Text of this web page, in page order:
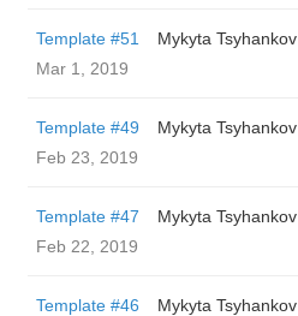
Template #51
Mykyta Tsyhankov
Mar 1, 2019
Template #49
Mykyta Tsyhankov
Feb 23, 2019
Template #47
Mykyta Tsyhankov
Feb 22, 2019
Template #46
Mykyta Tsyhankov